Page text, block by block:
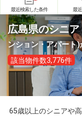
最近検索した条件 最
広島県のシニ
ンション・アパート)
該当物件数3,776件
65歳以上のシニアや